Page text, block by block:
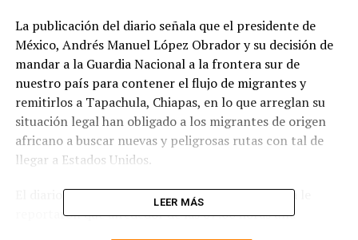
La publicación del diario señala que el presidente de
México, Andrés Manuel López Obrador y su decisión de
mandar a la Guardia Nacional a la frontera sur de
nuestro país para contener el flujo de migrantes y
remitirlos a Tapachula, Chiapas, en lo que arreglan su
situación legal han obligado a los migrantes de origen
africano a buscar nuevas y peligrosas rutas con tal de
llegar a Estados Unidos.
El diario español detalla que activistas de la zona le
reportaron que alrededor de las 07:00 horas una
LEER MÁS